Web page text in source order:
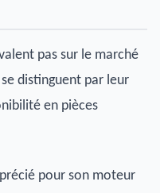
pas sur le marché
distinguent par leur
en pièces
pour son moteur